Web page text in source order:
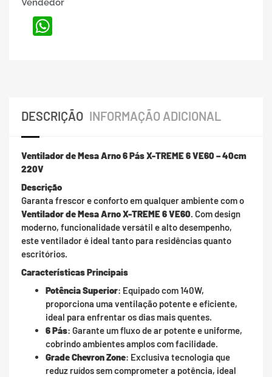
Vendedor
DESCRIÇÃO INFORMAÇÃO ADICIONAL
Ventilador de Mesa Arno 6 Pás X-TREME 6 VE60 – 40cm
220V
Descrição
Garanta frescor e conforto em qualquer ambiente com o
Ventilador de Mesa Arno X-TREME 6 VE60. Com design
moderno, funcionalidade versátil e alto desempenho,
este ventilador é ideal tanto para residências quanto
escritórios.
Características Principais
Potência Superior: Equipado com 140W,
proporciona uma ventilação potente e eficiente,
ideal para enfrentar os dias mais quentes.
6 Pás: Garante um fluxo de ar potente e uniforme,
cobrindo ambientes amplos com facilidade.
Grade Chevron Zone: Exclusiva tecnologia que
reduz ruídos sem comprometer a potência, ideal